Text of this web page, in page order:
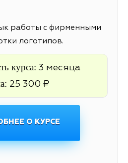
работы с фирменными
логотипов.
курса: 3 месяца
25 300 ₽
О КУРСЕ